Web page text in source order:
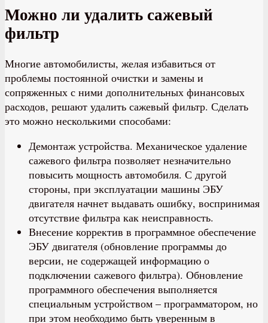
Можно ли удалить сажевый
фильтр
Многие автомобилисты, желая избавиться от
проблемы постоянной очистки и замены и
сопряженных с ними дополнительных финансовых
расходов, решают удалить сажевый фильтр. Сделать
это можно несколькими способами:
Демонтаж устройства. Механическое удаление
сажевого фильтра позволяет незначительно
повысить мощность автомобиля. С другой
стороны, при эксплуатации машины ЭБУ
двигателя начнет выдавать ошибку, воспринимая
отсутствие фильтра как неисправность.
Внесение корректив в программное обеспечение
ЭБУ двигателя (обновление программы до
версии, не содержащей информацию о
подключении сажевого фильтра). Обновление
программного обеспечения выполняется
специальным устройством – программатором, но
при этом необходимо быть уверенным в